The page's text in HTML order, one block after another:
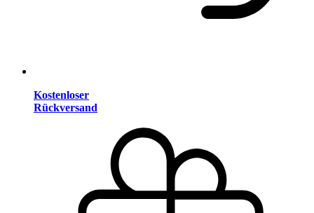
Kostenloser
Rückversand